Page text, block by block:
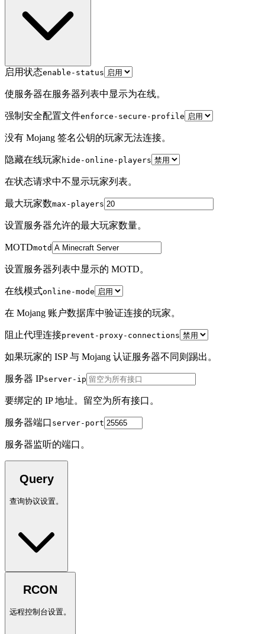
启用状态enable-status
使服务器在服务器列表中显示为在线。
强制安全配置文件enforce-secure-profile
没有 Mojang 签名公钥的玩家无法连接。
隐藏在线玩家 hide-online-players
在状态请求中不显示玩家列表。
最大玩家数max-players
设置服务器允许的最大玩家数量。
MOTDmotd
设置服务器列表中显示的 MOTD。
在线模式online-mode
在 Mojang 账户数据库中验证连接的玩家。
阻止代理连接prevent-proxy-connections
如果玩家的 ISP 与 Mojang 认证服务器不同则踢出。
服务器 IPserver-ip
要绑定的 IP 地址。留空为所有接口。
服务器端口 server-port
服务器监听的端口。
Query
查询协议设置。
RCON
远程控制台设置。